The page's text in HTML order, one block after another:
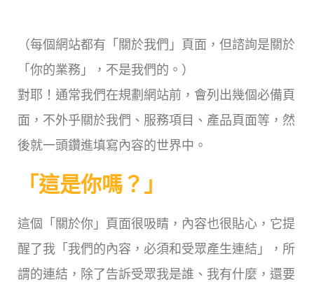
（每個網站都有「關於我們」頁面，但諮詢是關於
「你的業務」，不是我們的。）
對耶！通常我們在規劃網站前，會列出幾個必備頁
面，不外乎關於我們、服務項目、產品頁面等，然
後就一頭鑽進填寫內容的世界中。
「這是你嗎？」
這個「關於你」頁面很吸睛，內容也很貼心，它提
醒了我「我們的內容，必須和受眾產生連結」，所
謂的連結，除了告訴受眾我是誰、我有什麼，還要